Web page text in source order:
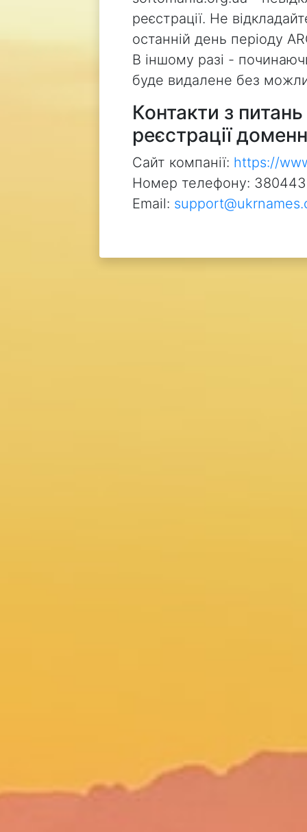
реєстрації. Не
останній день періоду
В іншому разі -
буде видалене без
Контакти з
реєстрації
Сайт компанії: https://
Номер телефону:
Email: